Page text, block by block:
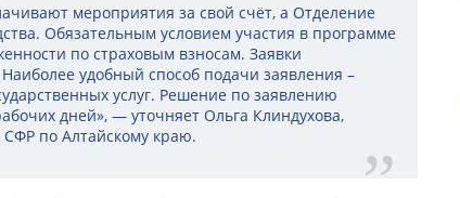
мероприятия за свой счёт, а Отделение
Обязательным условием участия в программе
по страховым взносам. Заявки
удобный способ подачи заявления –
услуг. Решение по заявлению
дней», — уточняет Ольга Клиндухова,
по Алтайскому краю.